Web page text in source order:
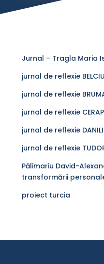
Jurnal – Tragla Maria
jurnal de reflexie
jurnal de reflexie
jurnal de reflexie
jurnal de reflexie
jurnal de reflexie
Pălimariu David-
transformării
proiect turcia